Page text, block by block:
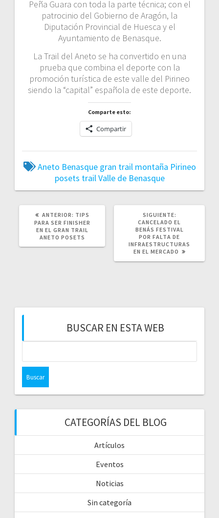
Peña Guara con toda la parte técnica; con el
patrocinio del Gobierno de Aragón, la
Diputación Provincial de Huesca y el
Ayuntamiento de Benasque.
La Trail del Aneto se ha convertido en una
prueba que combina el deporte con la
promoción turística de este valle del Pirineo
siendo la “capital” española de este deporte.
Comparte esto:
Compartir
Aneto Benasque gran trail montaña Pirineo
posets trailValle de Benasque
ANTERIOR: TIPS
PARA SER FINISHER
EN EL GRAN TRAIL
ANETO POSETS
SIGUIENTE:
CANCELADO EL
BENÁS FESTIVAL
POR FALTA DE
INFRAESTRUCTURAS
EN EL MERCADO
BUSCAR EN ESTA WEB
CATEGORÍAS DEL BLOG
Artículos
Eventos
Noticias
Sin categoría